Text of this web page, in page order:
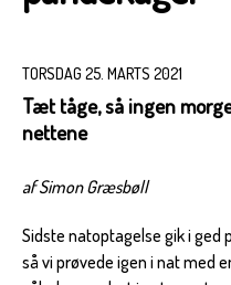
TORSDAG 25. MARTS 2021
Tæt tåge, så ingen
nettene
af Simon Græsbøll
Sidste natoptagelse gik i ged
så vi prøvede igen i nat med